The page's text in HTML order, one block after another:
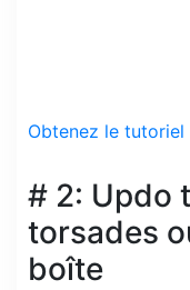
Obtenez le tutoriel
# 2: Updo
torsades
boîte